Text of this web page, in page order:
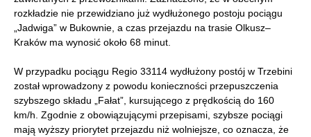
rozkładzie nie przewidziano już wydłużonego postoju pociągu
„Jadwiga” w Bukownie, a czas przejazdu na trasie Olkusz–
Kraków ma wynosić około 68 minut.
W przypadku pociągu Regio 33114 wydłużony postój w Trzebini
został wprowadzony z powodu konieczności przepuszczenia
szybszego składu „Fałat”, kursującego z prędkością do 160
km/h. Zgodnie z obowiązującymi przepisami, szybsze pociągi
mają wyższy priorytet przejazdu niż wolniejsze, co oznacza, że